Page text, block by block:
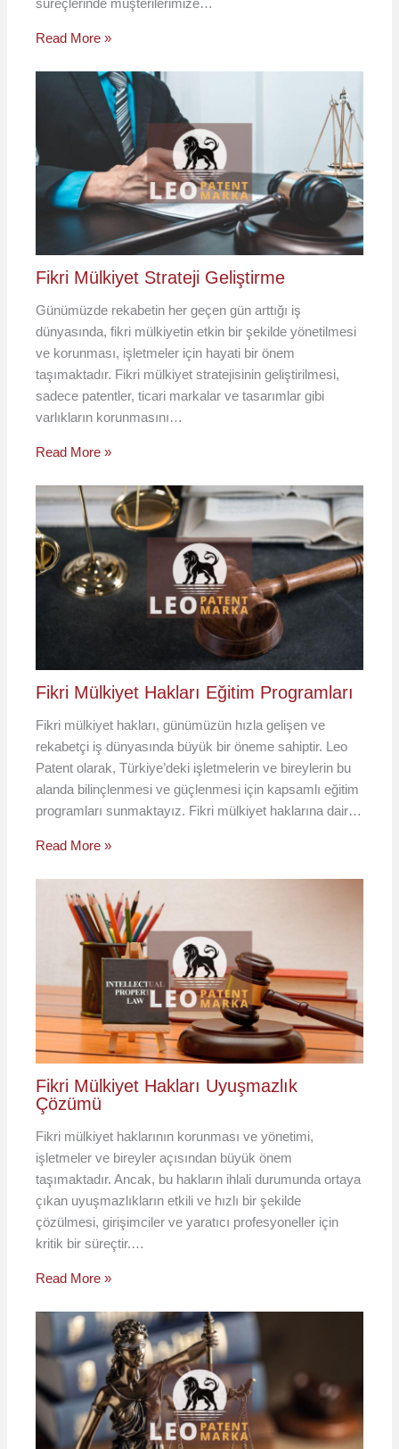
Read More »
Fikri Mülkiyet Strateji Geliştirme
Günümüzde rekabetin her geçen gün arttığı iş
dünyasında, fikri mülkiyetin etkin bir şekilde yönetilmesi
ve korunması, işletmeler için hayati bir önem
taşımaktadır. Fikri mülkiyet stratejisinin geliştirilmesi,
sadece patentler, ticari markalar ve tasarımlar gibi
varlıkların korunmasını…
Read More »
Fikri Mülkiyet Hakları Eğitim Programları
Fikri mülkiyet hakları, günümüzün hızla gelişen ve
rekabetçi iş dünyasında büyük bir öneme sahiptir. Leo
Patent olarak, Türkiye’deki işletmelerin ve bireylerin bu
alanda bilinçlenmesi ve güçlenmesi için kapsamlı eğitim
programları sunmaktayız. Fikri mülkiyet haklarına dair…
Read More »
Fikri Mülkiyet Hakları Uyuşmazlık
Çözümü
Fikri mülkiyet haklarının korunması ve yönetimi,
işletmeler ve bireyler açısından büyük önem
taşımaktadır. Ancak, bu hakların ihlali durumunda ortaya
çıkan uyuşmazlıkların etkili ve hızlı bir şekilde
çözülmesi, girişimciler ve yaratıcı profesyoneller için
kritik bir süreçtir.…
Read More »